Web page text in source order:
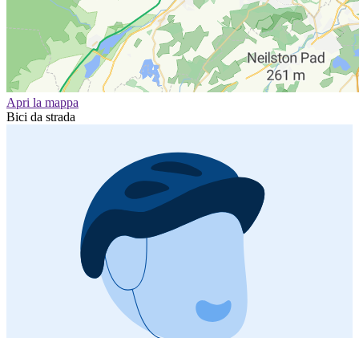
Apri la mappa
Bici da strada